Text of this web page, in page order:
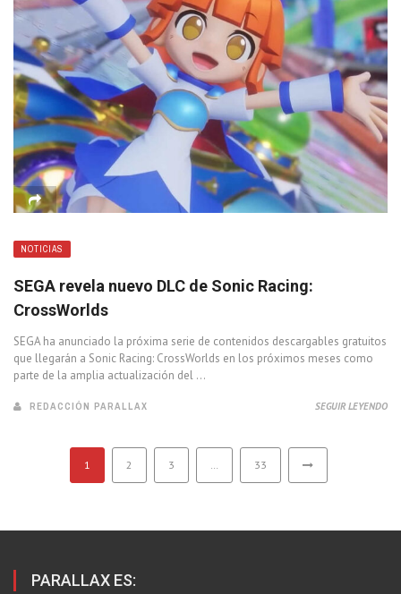
NOTICIAS
SEGA revela nuevo DLC de Sonic Racing:
CrossWorlds
SEGA ha anunciado la próxima serie de contenidos descargables gratuitos
que llegarán a Sonic Racing: CrossWorlds en los próximos meses como
parte de la amplia actualización del ...
REDACCIÓN PARALLAX SEGUIR LEYENDO
1 2 3 33
PARALLAX ES: